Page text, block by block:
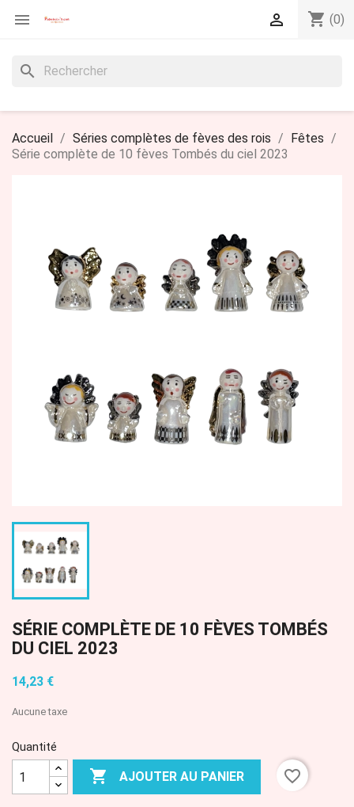
 shopping_cart (0)

search
Accueil Séries complètes de fèves des rois
Fêtes
Série complète de 10 fèves Tombés du ciel 2023
SÉRIE COMPLÈTE DE 10 FÈVES TOMBÉS
DU CIEL 2023
14,23 €
Aucune taxe
Quantité
 AJOUTER AU PANIER favorite_border